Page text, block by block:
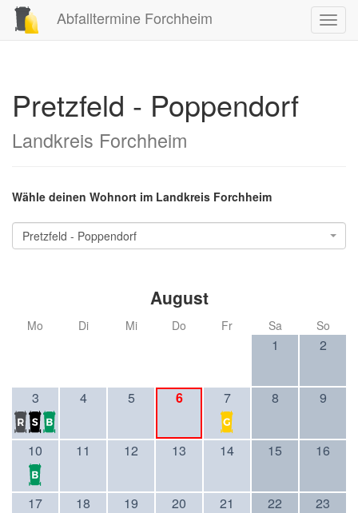
Abfalltermine Forchheim
Pretzfeld - Poppendorf
Landkreis Forchheim
Wähle deinen Wohnort im Landkreis Forchheim
Pretzfeld - Poppendorf
August
Mo Di Mi Do Fr Sa So
1 2
3 4 5 6 7 8 9
10 11 12 13 14 15 16
17 18 19 20 21 22 23